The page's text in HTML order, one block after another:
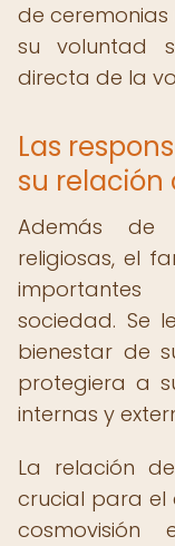
de ceremonias
su voluntad
directa de la
Las
su relación
Además de
religiosas, el
sociedad. Se
bienestar de
protegiera a
internas y
La relación
crucial para el